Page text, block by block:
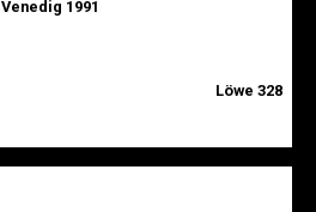
Venedig 1991
Löwe 328